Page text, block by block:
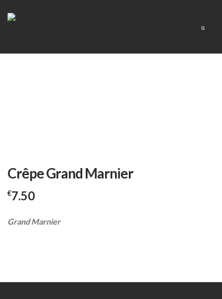
Skip
Skip
Crêpe Grand Marnier
€7.50
Grand Marnier